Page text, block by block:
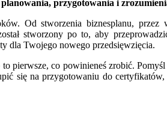
przygotowania i
Od stworzenia biznesplanu,
stworzony po to, aby
dla Twojego nowego przedsięwzięcia.
pierwsze, co powinieneś zrobić.
się na przygotowaniu do